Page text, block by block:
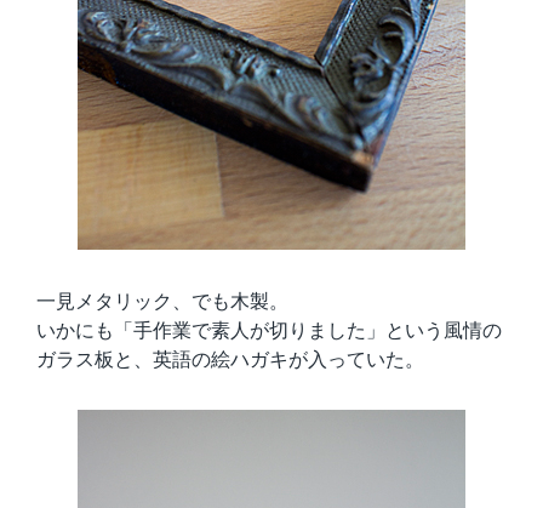
一見メタリック、でも木製。
いかにも「手作業で素人が切りました」という風情の
ガラス板と、英語の絵ハガキが入っていた。